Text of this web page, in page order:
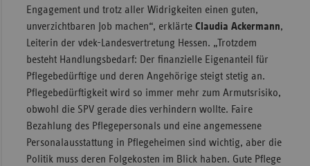
Engagement und trotz aller Widrigkeiten einen guten,
unverzichtbaren Job machen“, erklärte Claudia Ackermann,
Leiterin der vdek-Landesvertretung Hessen. „Trotzdem
besteht Handlungsbedarf: Der finanzielle Eigenanteil für
Pflegebedürftige und deren Angehörige steigt stetig an.
Pflegebedürftigkeit wird so immer mehr zum Armutsrisiko,
obwohl die SPV gerade dies verhindern wollte. Faire
Bezahlung des Pflegepersonals und eine angemessene
Personalausstattung in Pflegeheimen sind wichtig, aber die
Politik muss deren Folgekosten im Blick haben. Gute Pflege